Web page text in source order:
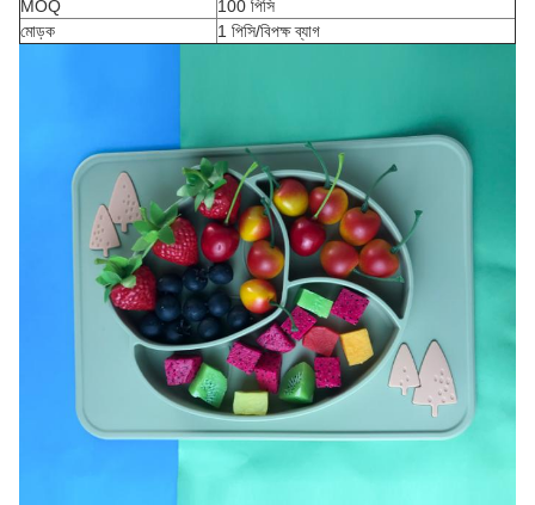
MOQ
100 পিসি
মোড়ক
1 পিসি/বিপক্ষ ব্যাগ